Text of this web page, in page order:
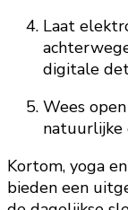
Laat
digitale
Wees
natuurlijke
Kortom, yoga
bieden een